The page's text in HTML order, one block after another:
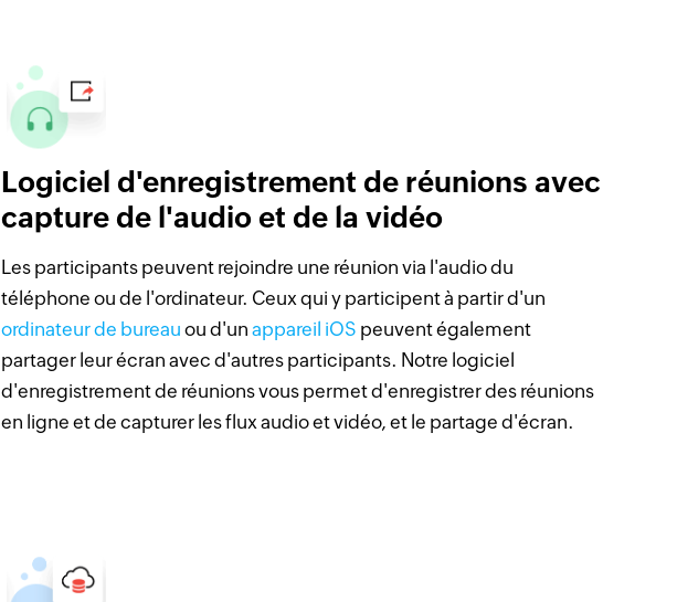
Logiciel d'enregistrement de réunions avec
capture de l'audio et de la vidéo
Les participants peuvent rejoindre une réunion via l'audio du
téléphone ou de l'ordinateur. Ceux qui y participent à partir d'un
ordinateur de bureau ou d'unappareil iOS peuvent également
partager leur écran avec d'autres participants. Notre logiciel
d'enregistrement de réunions vous permet d'enregistrer des réunions
en ligne et de capturer les flux audio et vidéo, et le partage d'écran.